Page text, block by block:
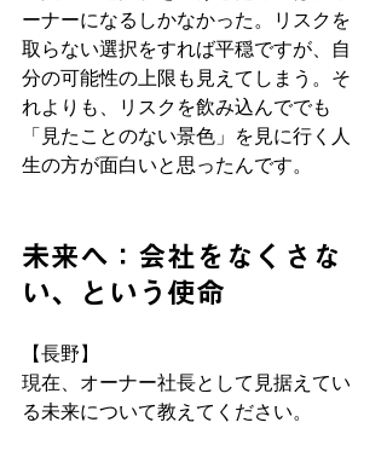
ーナーになるしかなかった。リスクを
取らない選択をすれば平穏ですが、自
分の可能性の上限も見えてしまう。そ
れよりも、リスクを飲み込んででも
「見たことのない景色」を見に行く人
生の方が面白いと思ったんです。
未来へ：会社をなくさな
い、という使命
【長野】
現在、オーナー社長として見据えてい
る未来について教えてください。